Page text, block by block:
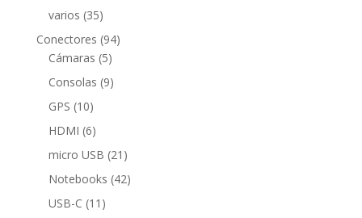
varios 3535
productos
Conectores 9494
Cámaras 55
productos
Consolas 99
GPS 1010
productos
HDMI 66
productos
micro USB 21 21
productos
Notebooks 4242
USB-C 11 11